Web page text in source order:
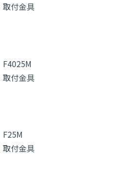
取付金具
F4025M
取付金具
F25M
取付金具